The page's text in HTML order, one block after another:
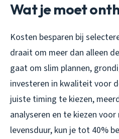
Wat je moet
Kosten besparen bij
draait om meer dan alleen
gaat om slim plannen,
investeren in kwaliteit voor
juiste timing te kiezen,
analyseren en te kiezen
levensduur, kun je tot 40%